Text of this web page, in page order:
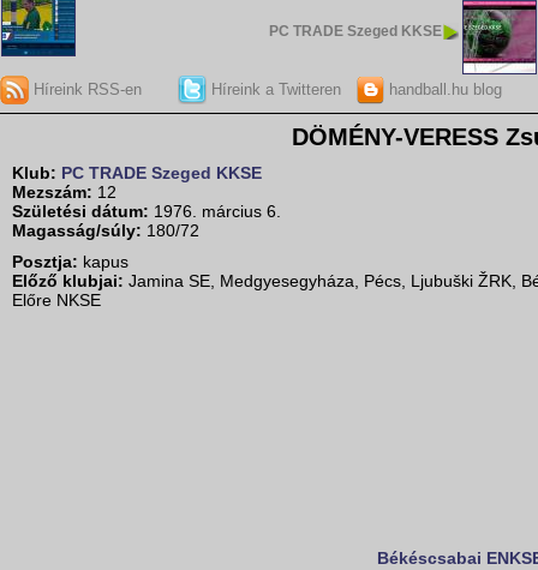
PC TRADE Szeged KKSE
Híreink RSS-en Híreink a Twitteren handball.hu blog
DÖMÉNY-VERESS
Klub: PC TRADE Szeged KKSE
Mezszám: 12
Születési dátum: 1976. március 6.
Magasság/súly: 180/72
Posztja: kapus
Előző klubjai: Jamina SE, Medgyesegyháza, Pécs, Ljubuški ŽRK,
Előre NKSE
Békéscsabai